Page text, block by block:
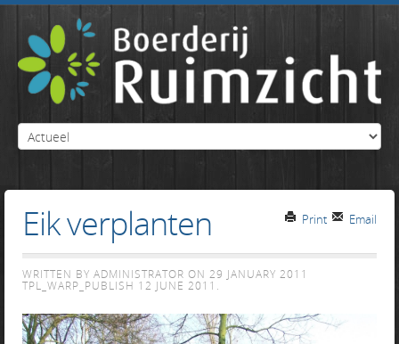
Email
Print
Eik verplanten
WRITTEN BY ADMINISTRATOR ON 29 JANUARY 2011
TPL_WARP_PUBLISH 12 JUNE 2011 .